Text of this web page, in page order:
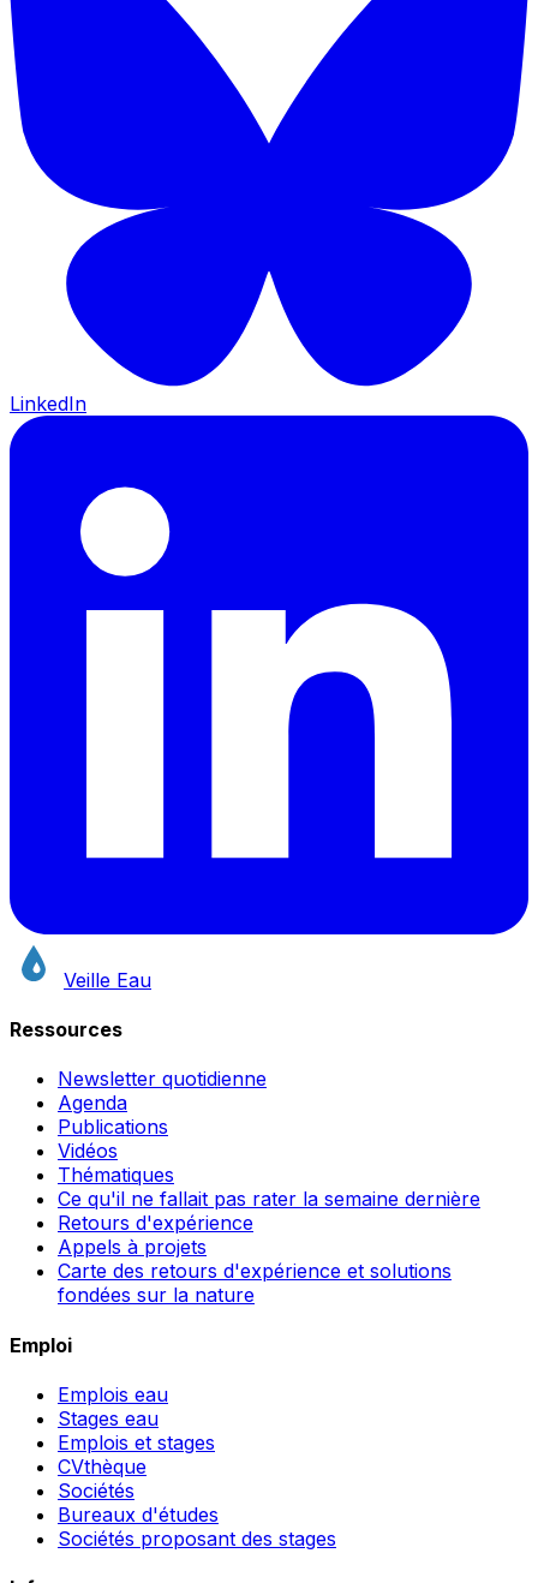
LinkedIn
Veille Eau
Ressources
Newsletter quotidienne
Agenda
Publications
Vidéos
Thématiques
Ce qu'il ne fallait pas rater la semaine dernière
Retours d'expérience
Appels à projets
Carte des retours d'expérience et solutions
fondées sur la nature
Emploi
Emplois eau
Stages eau
Emplois et stages
CVthèque
Sociétés
Bureaux d'études
Sociétés proposant des stages